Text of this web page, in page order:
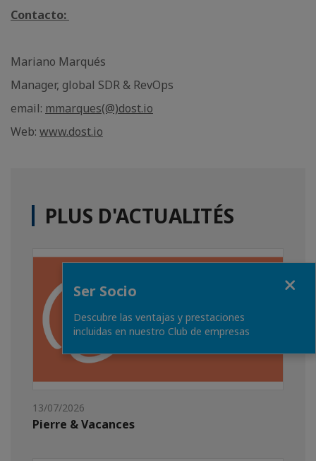
Contacto:
Mariano Marqués
Manager, global SDR & RevOps
email: mmarques(@)dost.io
Web: www.dost.io
PLUS D'ACTUALITÉS
13/07/2026
Pierre & Vacances
Ser Socio
Descubre las ventajas y prestaciones
incluidas en nuestro Club de empresas